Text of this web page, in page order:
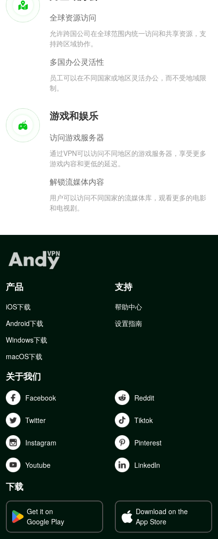
全球资源访问
允许跨国公司在全球范围内统一访问和共享资源，支
持跨区域协作。
多国办公灵活性
员工可以在不同国家或地区灵活办公，而不受地域限
制。
游戏和娱乐
访问游戏服务器
通过VPN可以访问不同地区的游戏服务器，享受更多
游戏内容和更低的延迟。
解锁流媒体内容
用户可以访问不同国家的流媒体库，观看更多的电影
和电视剧。
产品
iOS下载
Android下载
Windows下载
macOS下载
支持
帮助中心
设置指南
关于我们
Facebook Reddit
Twitter Tiktok
Instagram Pinterest
Youtube Linkedln
下载
Get it on
Google Play
Download on the
App Store